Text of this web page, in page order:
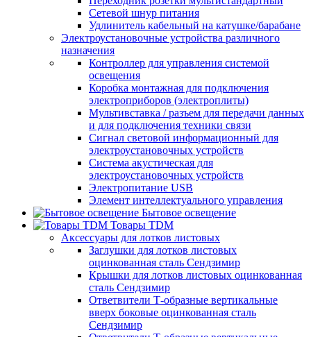
Сетевой шнур питания
Удлинитель кабельный на катушке/барабане
Электроустановочные устройства различного
назначения
Контроллер для управления системой
освещения
Коробка монтажная для подключения
электроприборов (электроплиты)
Мультивставка / разъем для передачи данных
и для подключения техники связи
Сигнал световой информационный для
электроустановочных устройств
Система акустическая для
электроустановочных устройств
Электропитание USB
Элемент интеллектуального управления
Бытовое освещение
Товары TDM
Аксессуары для лотков листовых
Заглушки для лотков листовых
оцинкованная сталь Сендзимир
Крышки для лотков листовых оцинкованная
сталь Сендзимир
Ответвители Т-образные вертикальные
вверх боковые оцинкованная сталь
Сендзимир